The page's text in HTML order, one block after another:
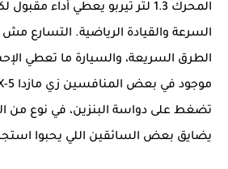
المحرك 1.3 لتر تيربو يعطي أداء
السرعة والقيادة الرياضية. التسارع
الطرق السريعة، والسيارة ما تعطي
تضغط على دواسة البنزين، في نوع من
يضايق بعض السائقين اللي يحبوا